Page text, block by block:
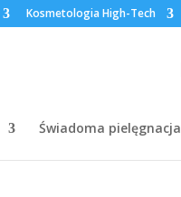
Kosmetologia High-Tech
Świadoma pielęgnacja